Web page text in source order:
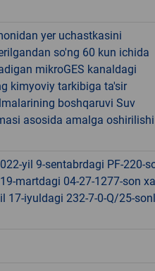
yer uchastkasini
so'ng 60 kun ichida
mikroGES kanaldagi
kimyoviy tarkibiga ta'sir
boshqaruvi Suv
asosida amalga oshirilishi
yil 9-sentabrdagi PF-220-
martdagi 04-27-1277-son
17-iyuldagi 232-7-0-Q/25-